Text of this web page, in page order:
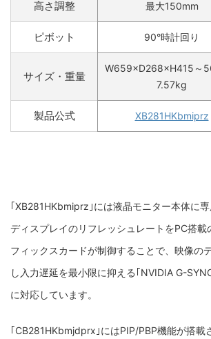
高さ調整 最大150mm
ピボット 90°時計回り
サイズ・重量
W659×D268×H415～
7.57kg
製品公式 XB281HKbmiprz
｢XB281HKbmiprz｣には液晶モニター本体に専
ディスプレイのリフレッシュレートをPC搭載
フィックスカードが制御することで、映像の
し入力遅延を最小限に抑える｢NVIDIA G-
に対応しています。
｢CB281HKbmjdprx｣にはPIP/PBP機能が搭載